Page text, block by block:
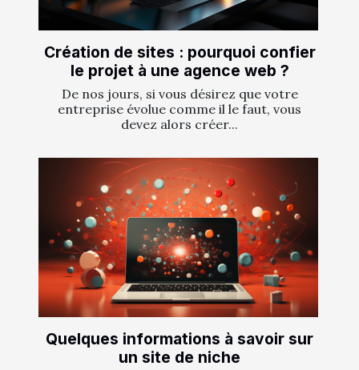
Création de sites : pourquoi confier
le projet à une agence web ?
De nos jours, si vous désirez que votre
entreprise évolue comme il le faut, vous
devez alors créer...
Quelques informations à savoir sur
un site de niche